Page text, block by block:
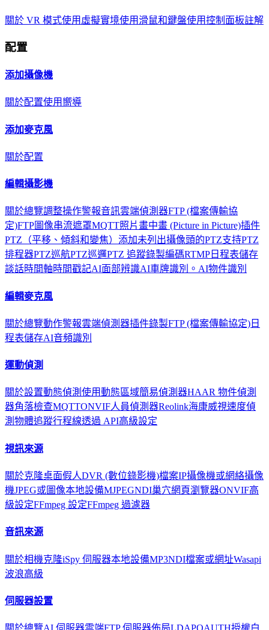
關於 VR 模式使用虛擬實境使用滑鼠和鍵盤使用控制面板註解
配置
添加攝像機
關於配置使用嚮導
添加麥克風
關於配置
編輯攝影機
關於總覽調整操作警報音訊雲端偵測器FTP (檔案傳輸協
定)FTP圖像串流遮罩MQTT照片畫中畫 (Picture in Picture)插件
PTZ（平移、傾斜和變焦） 添加未列出攝像頭的PTZ支持PTZ
排程器PTZ巡航PTZ巡邏PTZ 追蹤錄製編碼RTMP 日程表儲存
談話時間軸時間戳記AI面部辨識AI車牌識別。 AI物件識別
編輯麥克風
關於總覽動作警報雲端偵測器插件錄製FTP (檔案傳輸協定) 日
程表儲存AI音頻識別
運動偵測
關於設置動態偵測 使用動態區域簡易偵測器HAAR 物件偵測
器角落檢查MQTTONVIF人員偵測器Reolink海康威視速度偵
測 物體追蹤行程線透過 API高級設定
視訊來源
關於克隆桌面假人DVR (數位錄影機)檔案IP攝像機或網絡攝像
機JPEG或圖像本地設備MJPEGNDI巢穴網頁瀏覽器ONVIF高
級設定FFmpeg 設定FFmpeg 過濾器
音訊來源
關於相機克隆iSpy 伺服器本地設備MP3NDI檔案或網址Wasapi
波浪高級
伺服器設置
關於總覽AI 伺服器雲端FTP 伺服器佈局LDAPOAUTH授權白